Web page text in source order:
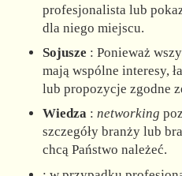
profesjonalista lub
dla niego miejscu.
Sojusze : Ponieważ
mają wspólne interesy,
lub propozycje zgodne
Wiedza :networking
szczegóły branży lub
chcą Państwo należeć.